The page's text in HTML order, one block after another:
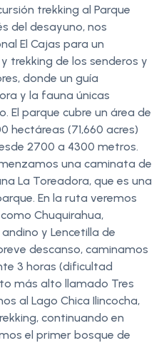
trekking al Parque
del desayuno, nos
El Cajas para un
trekking de los senderos y
donde un guía
y la fauna únicas
El parque cubre un área de
hectáreas (71,660 acres)
2700 a 4300 metros.
una caminata de
La Toreadora, que es una
En la ruta veremos
Chuquirahua,
y Lencetilla de
descanso, caminamos
3 horas (dificultad
más alto llamado Tres
al Lago Chica Ilincocha,
continuando en
el primer bosque de